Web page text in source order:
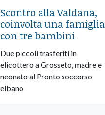
Scontro alla Valdana,
coinvolta una famiglia
con tre bambini
Due piccoli trasferiti in
elicottero a Grosseto, madre e
neonato al Pronto soccorso
elbano